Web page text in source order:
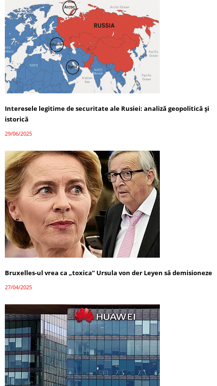
Interesele legitime de securitate ale Rusiei: analiză geopolitică și
istorică
29/06/2025
Bruxelles-ul vrea ca „toxica” Ursula von der Leyen să demisioneze
27/04/2025